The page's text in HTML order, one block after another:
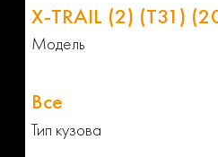
Модель
Тип кузова